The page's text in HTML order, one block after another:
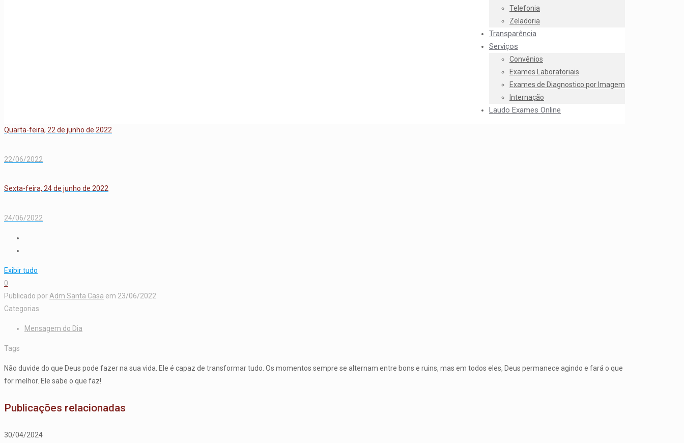
Telefonia
Zeladoria
Transparência
Serviços
Convênios
Exames Laboratoriais
Exames de Diagnostico por Imagem
Internação
Laudo Exames Online
Quarta-feira, 22 de junho de 2022
22/06/2022
Sexta-feira, 24 de junho de 2022
24/06/2022
Exibir tudo
0
Publicado por Adm Santa Casa em 23/06/2022
Categorias
Mensagem do Dia
Tags
Não duvide do que Deus pode fazer na sua vida. Ele é capaz de transformar tudo. Os momentos sempre se alternam entre bons e ruins, mas em todos eles, Deus permanece agindo e fará o que
for melhor. Ele sabe o que faz!
Publicações relacionadas
30/04/2024